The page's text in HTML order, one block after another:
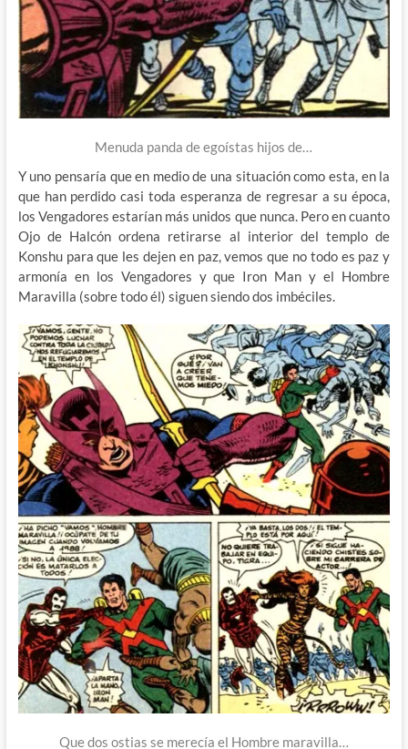
Menuda panda de egoístas hijos de…
Y uno pensaría que en medio de una situación como esta, en la
que han perdido casi toda esperanza de regresar a su época,
los Vengadores estarían más unidos que nunca. Pero en cuanto
Ojo de Halcón ordena retirarse al interior del templo de
Konshu para que les dejen en paz, vemos que no todo es paz y
armonía en los Vengadores y que Iron Man y el Hombre
Maravilla (sobre todo él) siguen siendo dos imbéciles.
Que dos ostias se merecía el Hombre maravilla…